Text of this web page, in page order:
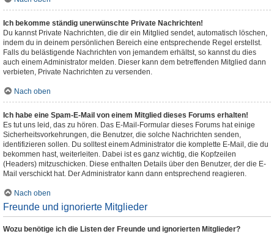
Ich bekomme ständig unerwünschte Private Nachrichten!
Du kannst Private Nachrichten, die dir ein Mitglied sendet, automatisch löschen,
indem du in deinem persönlichen Bereich eine entsprechende Regel erstellst.
Falls du belästigende Nachrichten von jemandem erhältst, so kannst du dies
auch einem Administrator melden. Dieser kann dem betreffenden Mitglied dann
verbieten, Private Nachrichten zu versenden.
Nach oben
Ich habe eine Spam-E-Mail von einem Mitglied dieses Forums erhalten!
Es tut uns leid, das zu hören. Das E-Mail-Formular dieses Forums hat einige
Sicherheitsvorkehrungen, die Benutzer, die solche Nachrichten senden,
identifizieren sollen. Du solltest einem Administrator die komplette E-Mail, die du
bekommen hast, weiterleiten. Dabei ist es ganz wichtig, die Kopfzeilen
(Headers) mitzuschicken. Diese enthalten Details über den Benutzer, der die E-
Mail verschickt hat. Der Administrator kann dann entsprechend reagieren.
Nach oben
Freunde und ignorierte Mitglieder
Wozu benötige ich die Listen der Freunde und ignorierten Mitglieder?